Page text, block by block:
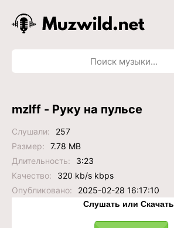
mzlff - Руку на пульсе
Слушали:
257
Размер:
7.78 MB
Длительность:
3:23
Качество:
320 kb/s kbps
Опубликовано:
2025-02-28 16:17:10
Слушать или